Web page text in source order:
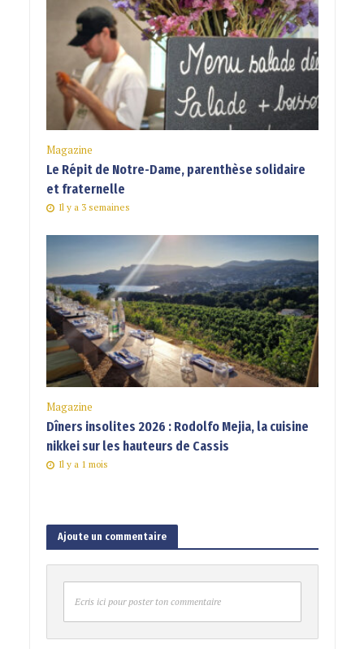
Magazine
Le Répit de Notre-Dame, parenthèse solidaire
et fraternelle
Il y a 3 semaines
Magazine
Dîners insolites 2026 : Rodolfo Mejia, la cuisine
nikkei sur les hauteurs de Cassis
Il y a 1 mois
Ajoute un commentaire
Ecris ici pour poster ton commentaire